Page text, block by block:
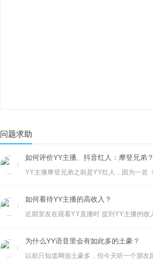
问题求助
如何评价YY主播、抖音红人：摩登兄弟？
如何看待YY主播的高收入？
为什么YY语音里会有如此多的土豪？